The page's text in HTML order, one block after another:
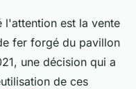
l'attention est la vente
fer forgé du pavillon
une décision qui a
de ces